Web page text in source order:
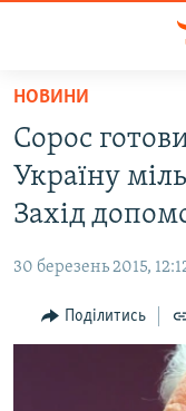
Перейти
основного
матеріалу
Перейти
до
основної
навігації
Перейти
до
ВОДА.КРИМ
ВІДЕО ТА ФОТО
БЛОГИ
ПОГЛЯД
НОВИНИ
Сорос
Україну
Захід
30 березень 2015,
Поділитись